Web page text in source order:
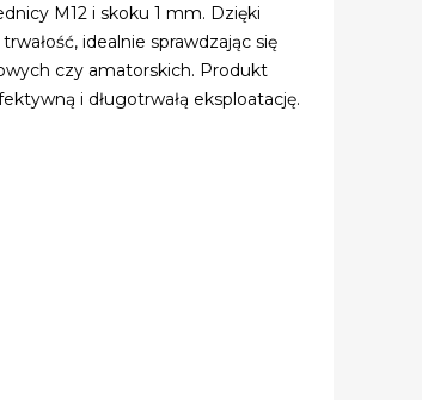
M12 i skoku 1 mm. Dzięki
idealnie sprawdzając się
czy amatorskich. Produkt
i długotrwałą eksploatację.